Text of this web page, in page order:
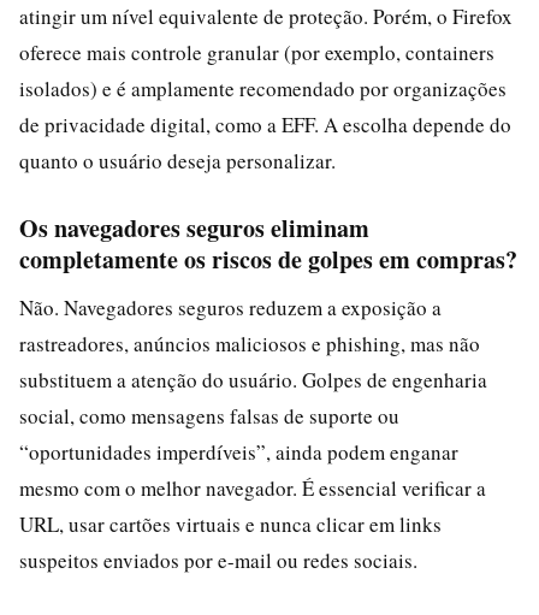
atingir um nível equivalente de proteção. Porém, o Firefox
oferece mais controle granular (por exemplo, containers
isolados) e é amplamente recomendado por organizações
de privacidade digital, como a EFF. A escolha depende do
quanto o usuário deseja personalizar.
Os navegadores seguros eliminam
completamente os riscos de golpes em compras?
Não. Navegadores seguros reduzem a exposição a
rastreadores, anúncios maliciosos e phishing, mas não
substituem a atenção do usuário. Golpes de engenharia
social, como mensagens falsas de suporte ou
“oportunidades imperdíveis”, ainda podem enganar
mesmo com o melhor navegador. É essencial verificar a
URL, usar cartões virtuais e nunca clicar em links
suspeitos enviados por e-mail ou redes sociais.